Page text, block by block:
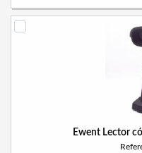
Ewent Lector